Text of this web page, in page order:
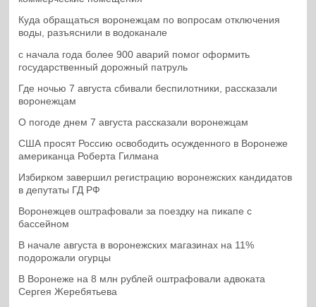
Куда обращаться воронежцам по вопросам отключения
воды, разъяснили в водоканале
с начала года более 900 аварий помог оформить
государственный дорожный патруль
Где ночью 7 августа сбивали беспилотники, рассказали
воронежцам
О погоде днем 7 августа рассказали воронежцам
США просят Россию освободить осужденного в Воронеже
американца Роберта Гилмана
Избирком завершил регистрацию воронежских кандидатов
в депутаты ГД РФ
Воронежцев оштрафовали за поездку на пикапе с
бассейном
В начале августа в воронежских магазинах на 11%
подорожали огурцы
В Воронеже на 8 млн рублей оштрафовали адвоката
Сергея Жеребятьева